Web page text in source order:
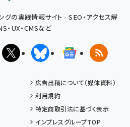
グの実践情報サイト - SEO・アクセス解
・UX・CMSなど
X(エックス)BlueskyGoogleニュ
RSS
広告出稿について（媒体資料）
利用規約
特定商取引法に基づく表示
インプレスグループTOP